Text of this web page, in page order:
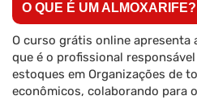
O QUE É UM ALMOXARIFE?
O curso grátis online apresenta
que é o profissional
estoques em Organizações de
econômicos, colaborando para